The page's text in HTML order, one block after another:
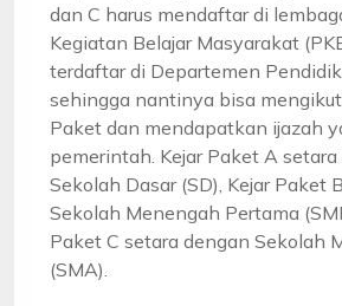
dan C harus mendaftar di
Kegiatan Belajar Masyarakat
terdaftar di Departemen
sehingga nantinya bisa
Paket dan mendapatkan ijazah
pemerintah. Kejar Paket A
Sekolah Dasar (SD), Kejar Paket
Sekolah Menengah Pertama
Paket C setara dengan Sekolah
(SMA).